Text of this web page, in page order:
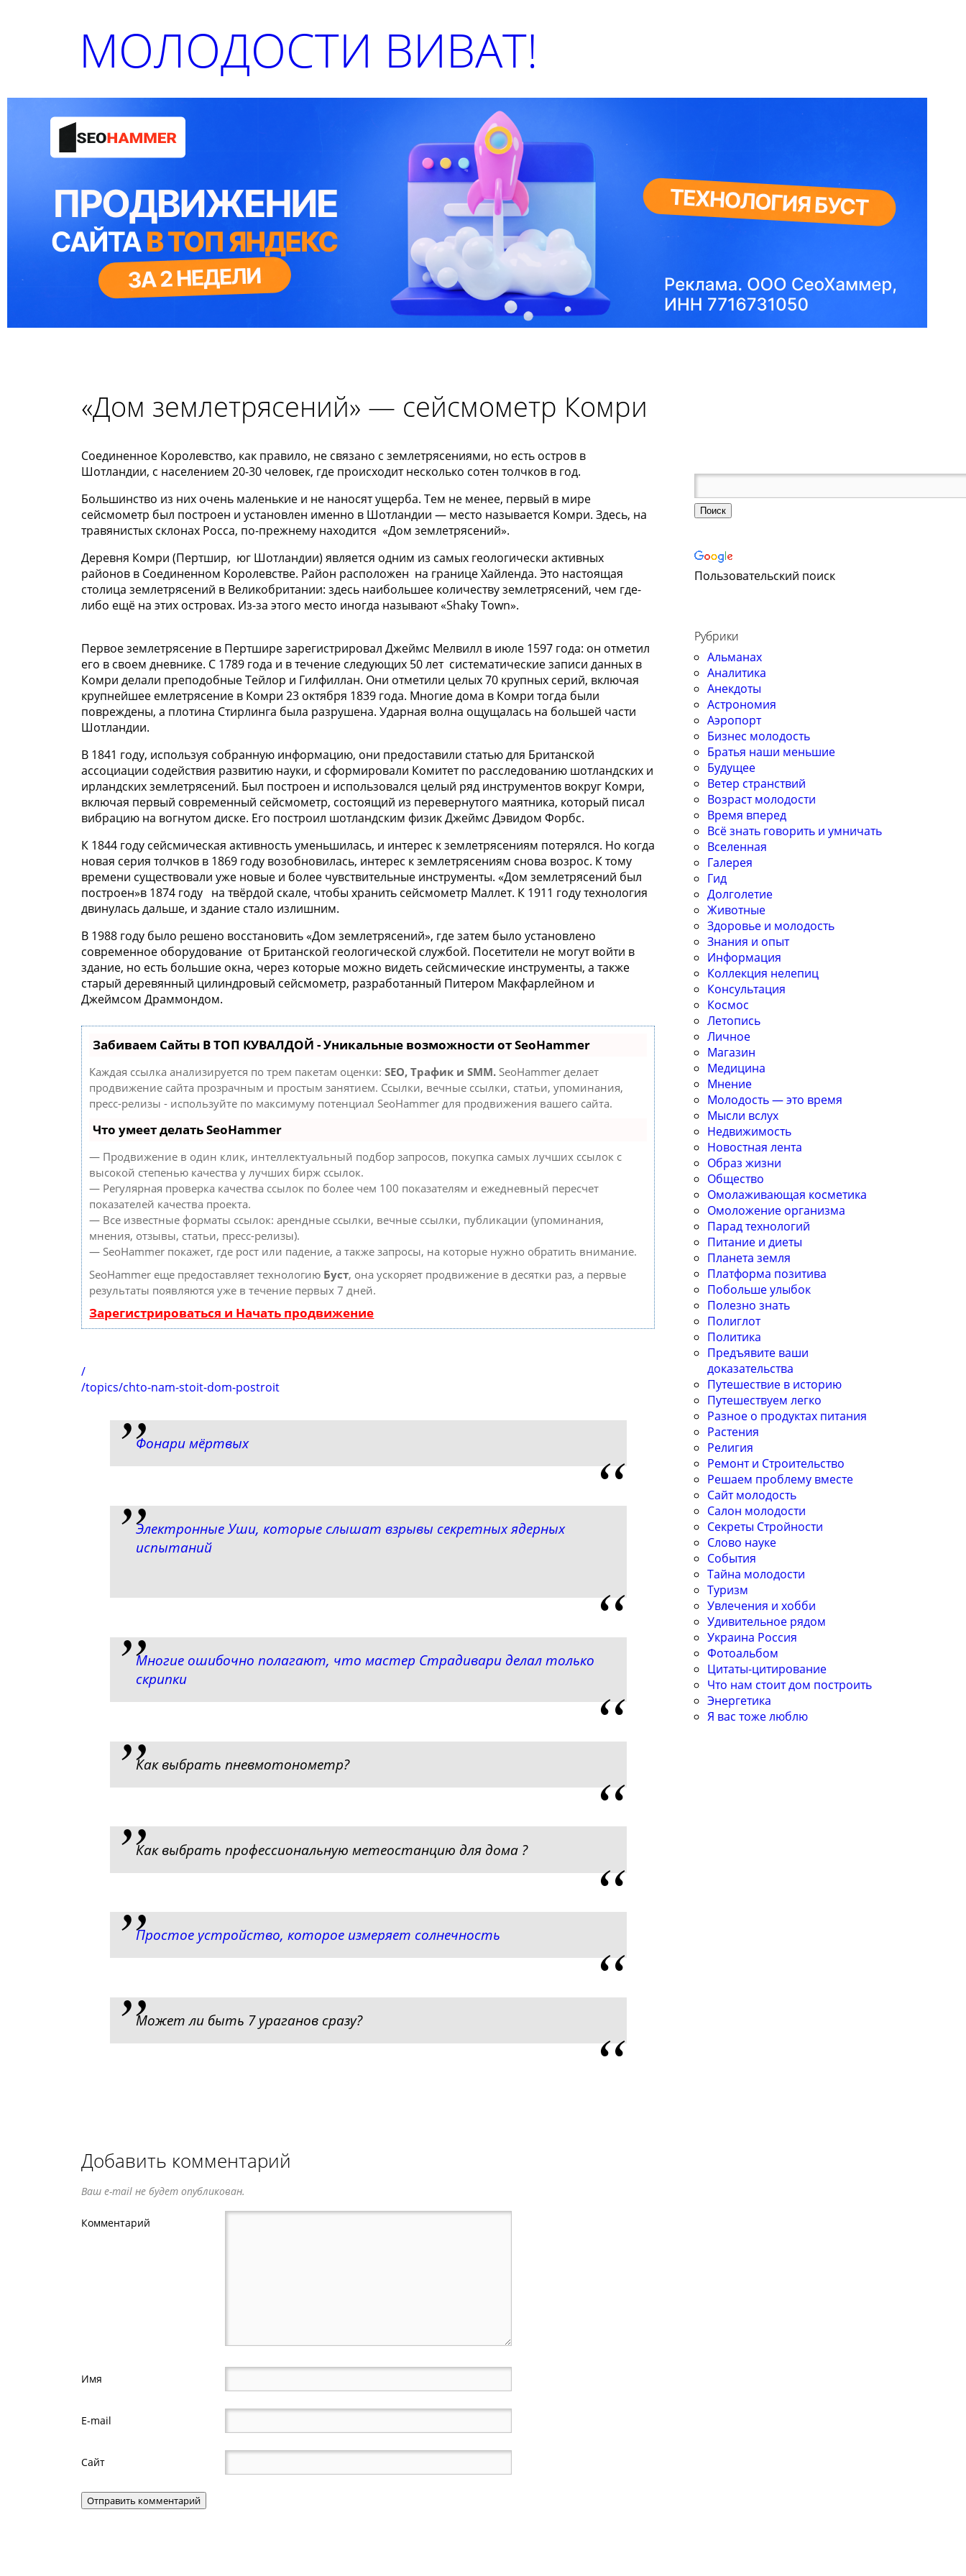
МОЛОДОСТИ ВИВАТ!
«Дом землетрясений» — сейсмометр Комри
Соединенное Королевство, как правило, не связано с землетрясениями, но есть остров в
Шотландии, с населением 20-30 человек, где происходит несколько сотен толчков в год.
Большинство из них очень маленькие и не наносят ущерба. Тем не менее, первый в мире
сейсмометр был построен и установлен именно в Шотландии — место называется Комри. Здесь, на
травянистых склонах Росса, по-прежнему находится «Дом землетрясений».
Деревня Комри (Пертшир, юг Шотландии) является одним из самых геологически активных
районов в Соединенном Королевстве. Район расположен на границе Хайленда. Это настоящая
столица землетрясений в Великобритании: здесь наибольшее количеству землетрясений, чем где-
либо ещё на этих островах. Из-за этого место иногда называют «Shaky Town».
Первое землетрясение в Пертшире зарегистрировал Джеймс Мелвилл в июле 1597 года: он отметил
его в своем дневнике. С 1789 года и в течение следующих 50 лет систематические записи данных в
Комри делали преподобные Тейлор и Гилфиллан. Они отметили целых 70 крупных серий, включая
крупнейшее емлетрясение в Комри 23 октября 1839 года. Многие дома в Комри тогда были
повреждены, а плотина Стирлинга была разрушена. Ударная волна ощущалась на большей части
Шотландии.
В 1841 году, используя собранную информацию, они предоставили статью для Британской
ассоциации содействия развитию науки, и сформировали Комитет по расследованию шотландских и
ирландских землетрясений. Был построен и использовался целый ряд инструментов вокруг Комри,
включая первый современный сейсмометр, состоящий из перевернутого маятника, который писал
вибрацию на вогнутом диске. Его построил шотландским физик Джеймс Дэвидом Форбс.
К 1844 году сейсмическая активность уменьшилась, и интерес к землетрясениям потерялся. Но когда
новая серия толчков в 1869 году возобновилась, интерес к землетрясениям снова возрос. К тому
времени существовали уже новые и более чувствительные инструменты. «Дом землетрясений был
построен»в 1874 году на твёрдой скале, чтобы хранить сейсмометр Маллет. К 1911 году технология
двинулась дальше, и здание стало излишним.
В 1988 году было решено восстановить «Дом землетрясений», где затем было установлено
современное оборудование от Британской геологической службой. Посетители не могут войти в
здание, но есть большие окна, через которые можно видеть сейсмические инструменты, а также
старый деревянный цилиндровый сейсмометр, разработанный Питером Макфарлейном и
Джеймсом Драммондом.
Забиваем Сайты В ТОП КУВАЛДОЙ - Уникальные возможности от SeoHammer
Каждая ссылка анализируется по трем пакетам оценки:SEO, Трафик и SMM. SeoHammer делает
продвижение сайта прозрачным и простым занятием. Ссылки, вечные ссылки, статьи, упоминания,
пресс-релизы - используйте по максимуму потенциал SeoHammer для продвижения вашего сайта.
Что умеет делать SeoHammer
— Продвижение в один клик, интеллектуальный подбор запросов, покупка самых лучших ссылок с
высокой степенью качества у лучших бирж ссылок.
— Регулярная проверка качества ссылок по более чем 100 показателям и ежедневный пересчет
показателей качества проекта.
— Все известные форматы ссылок: арендные ссылки, вечные ссылки, публикации (упоминания,
мнения, отзывы, статьи, пресс-релизы).
— SeoHammer покажет, где рост или падение, а также запросы, на которые нужно обратить внимание.
SeoHammer еще предоставляет технологию Буст, она ускоряет продвижение в десятки раз, а первые
результаты появляются уже в течение первых 7 дней.
Зарегистрироваться и Начать продвижение
/
/topics/chto-nam-stoit-dom-postroit
Фонари мёртвых
Электронные Уши, которые слышат взрывы секретных ядерных
испытаний
Многие ошибочно полагают, что мастер Страдивари делал только
скрипки
Как выбрать пневмотонометр?
Как выбрать профессиональную метеостанцию для дома ?
Простое устройство, которое измеряет солнечность
Может ли быть 7 ураганов сразу?
Добавить комментарий
Ваш e-mail не будет опубликован.
Комментарий
Имя
E-mail
Сайт
Пользовательский поиск
Рубрики
Альманах
Аналитика
Анекдоты
Астрономия
Аэропорт
Бизнес молодость
Братья наши меньшие
Будущее
Ветер странствий
Возраст молодости
Время вперед
Всё знать говорить и умничать
Вселенная
Галерея
Гид
Долголетие
Животные
Здоровье и молодость
Знания и опыт
Информация
Коллекция нелепиц
Консультация
Космос
Летопись
Личное
Магазин
Медицина
Мнение
Молодость — это время
Мысли вслух
Недвижимость
Новостная лента
Образ жизни
Общество
Омолаживающая косметика
Омоложение организма
Парад технологий
Питание и диеты
Планета земля
Платформа позитива
Побольше улыбок
Полезно знать
Полиглот
Политика
Предъявите ваши
доказательства
Путешествие в историю
Путешествуем легко
Разное о продуктах питания
Растения
Религия
Ремонт и Строительство
Решаем проблему вместе
Сайт молодость
Салон молодости
Секреты Стройности
Слово науке
События
Тайна молодости
Туризм
Увлечения и хобби
Удивительное рядом
Украина Россия
Фотоальбом
Цитаты-цитирование
Что нам стоит дом построить
Энергетика
Я вас тоже люблю